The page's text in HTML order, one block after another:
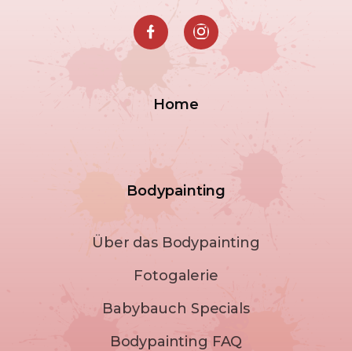
Home
Bodypainting
Über das Bodypainting
Fotogalerie
Babybauch Specials
Bodypainting FAQ